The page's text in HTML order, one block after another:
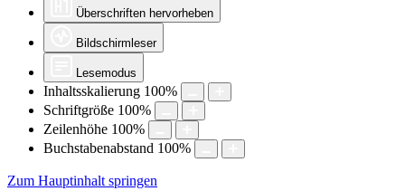
Überschriften hervorheben
Bildschirmleser
Lesemodus
Inhaltsskalierung 100%
Schriftgröße 100%
Zeilenhöhe 100%
Buchstabenabstand 100%
Zum Hauptinhalt springen